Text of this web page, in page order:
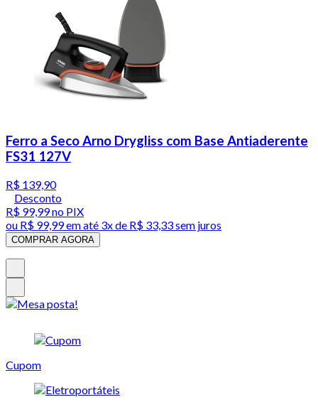
Ferro a Seco Arno Drygliss com Base Antiaderente
FS31 127V
R$ 139,90
Desconto
R$ 99,99no PIX
ou R$ 99,99em até 3x de R$ 33,33 sem juros
COMPRAR AGORA
Cupom